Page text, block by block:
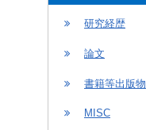
研究経歴
論文
書籍等出版物
MISC